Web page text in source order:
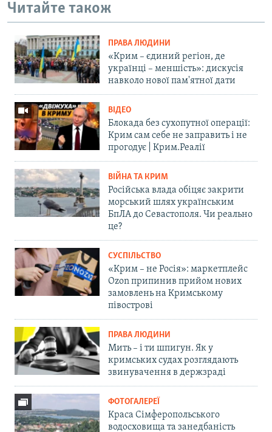
Читайте також
ПРАВА ЛЮДИНИ
«Крим – єдиний регіон, де
українці – меншість»: дискусія
навколо нової пам'ятної дати
ВІДЕО
Блокада без сухопутної операції:
Крим сам себе не заправить і не
прогодує | Крим.Реалії
ВІЙНА ТА КРИМ
Російська влада обіцяє закрити
морський шлях українським
БпЛА до Севастополя. Чи реально
це?
СУСПІЛЬСТВО
«Крим – не Росія»: маркетплейс
Ozon припинив прийом нових
замовлень на Кримському
півострові
ПРАВА ЛЮДИНИ
Мить – і ти шпигун. Як у
кримських судах розглядають
звинувачення в держзраді
ФОТОГАЛЕРЕЇ
Краса Сімферопольського
водосховища та занедбаність